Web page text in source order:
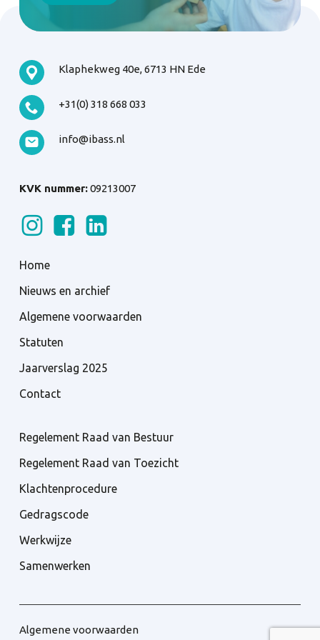
Klaphekweg 40e, 6713 HN Ede
+31(0) 318 668 033
info@ibass.nl
KVK nummer:09213007
Home
Nieuws en archief
Algemene voorwaarden
Statuten
Jaarverslag 2025
Contact
Regelement Raad van Bestuur
Regelement Raad van Toezicht
Klachtenprocedure
Gedragscode
Werkwijze
Samenwerken
Algemene voorwaarden